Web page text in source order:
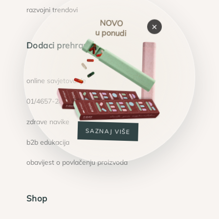
razvojni trendovi
Dodaci prehrani
online savjetovanje
01/4657-283
zdrave navike
b2b edukacija
obavijest o povlačenju proizvoda
Shop
×
NOVO
u ponudi
SAZNAJ VIŠE